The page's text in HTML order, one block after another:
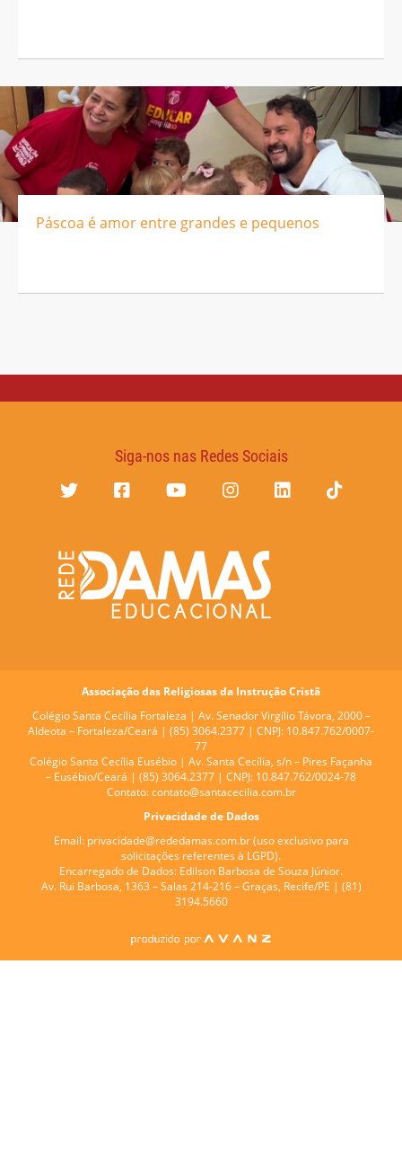
Páscoa é amor entre grandes e pequenos
Siga-nos nas Redes Sociais
Associação das Religiosas da Instrução Cristã
Colégio Santa Cecília Fortaleza | Av. Senador Virgílio Távora, 2000 –
Aldeota – Fortaleza/Ceará | (85) 3064.2377 | CNPJ: 10.847.762/0007-
77
Colégio Santa Cecília Eusébio | Av. Santa Cecília, s/n – Pires Façanha
– Eusébio/Ceará | (85) 3064.2377 | CNPJ: 10.847.762/0024-78
Contato: contato@santacecilia.com.br
Privacidade de Dados
Email: privacidade@rededamas.com.br(uso exclusivo para
solicitações referentes à LGPD).
Encarregado de Dados: Edilson Barbosa de Souza Júnior.
Av. Rui Barbosa, 1363 – Salas 214-216 – Graças, Recife/PE | (81)
3194.5660